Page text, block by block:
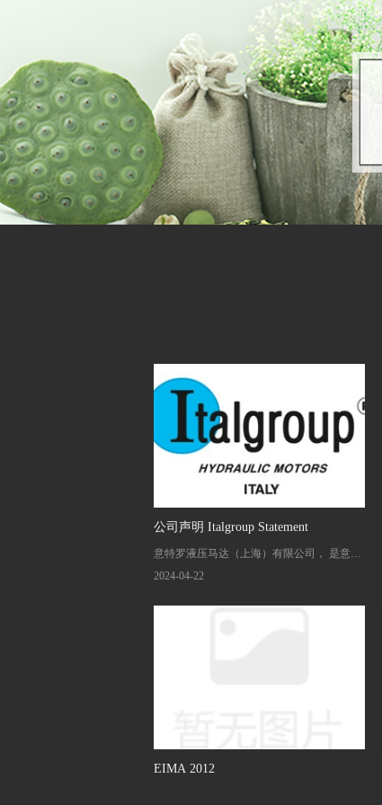
公司声明 Italgroup Statement
意特罗液压马达（上海）有限公司， 是意大
利 Italgroup S.R.L在中国的唯一全资子公司。
sales@italgroup.com.cn
2024-04-22
EIMA 2012